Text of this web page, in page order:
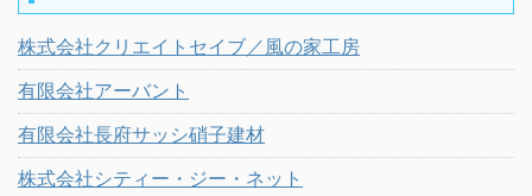
株式会社クリエイトセイブ／風の家工房
有限会社アーバント
有限会社長府サッシ硝子建材
株式会社シティー・ジー・ネット